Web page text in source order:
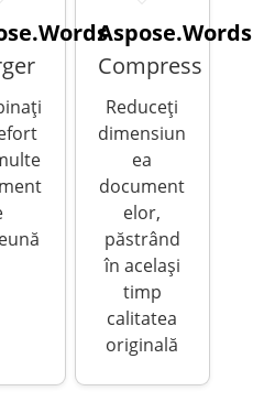
Aspose.Words
Compress
Reduceți
dimensiun
ea
document
elor,
păstrând
în același
timp
calitatea
originală